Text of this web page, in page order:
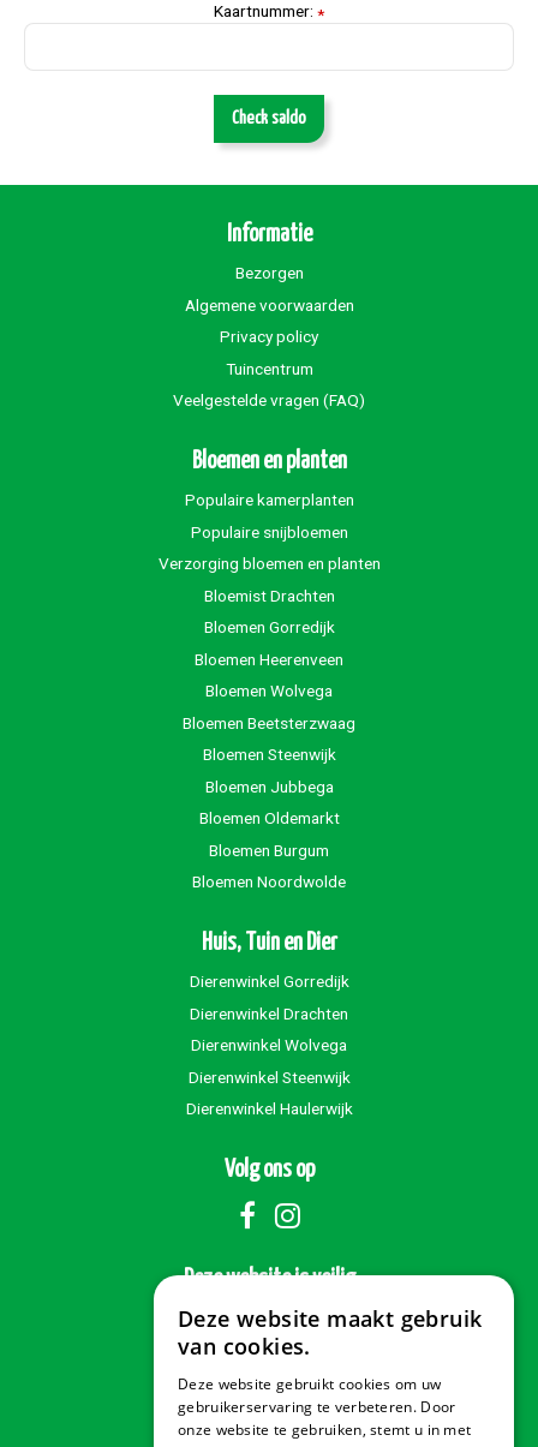
Kaartnummer: *
Check saldo
Informatie
Bezorgen
Algemene voorwaarden
Privacy policy
Tuincentrum
Veelgestelde vragen (FAQ)
Bloemen en planten
Populaire kamerplanten
Populaire snijbloemen
Verzorging bloemen en planten
Bloemist Drachten
Bloemen Gorredijk
Bloemen Heerenveen
Bloemen Wolvega
Bloemen Beetsterzwaag
Bloemen Steenwijk
Bloemen Jubbega
Bloemen Oldemarkt
Bloemen Burgum
Bloemen Noordwolde
Huis, Tuin en Dier
Dierenwinkel Gorredijk
Dierenwinkel Drachten
Dierenwinkel Wolvega
Dierenwinkel Steenwijk
Dierenwinkel Haulerwijk
Volg ons op
Deze website is veilig
Veilig betalen
Deze website maakt gebruik
van cookies.
Deze website gebruikt cookies om uw
gebruikerservaring te verbeteren. Door
onze website te gebruiken, stemt u in met